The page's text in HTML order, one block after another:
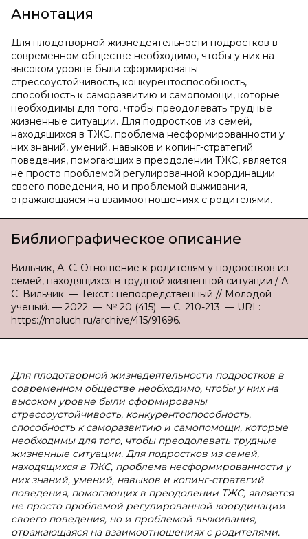
Аннотация
Для плодотворной жизнедеятельности подростков в
современном обществе необходимо, чтобы у них на
высоком уровне были сформированы
стрессоустойчивость, конкурентоспособность,
способность к саморазвитию и самопомощи, которые
необходимы для того, чтобы преодолевать трудные
жизненные ситуации. Для подростков из семей,
находящихся в ТЖС, проблема несформированности у
них знаний, умений, навыков и копинг-стратегий
поведения, помогающих в преодолении ТЖС, является
не просто проблемой регулированной координации
своего поведения, но и проблемой выживания,
отражающаяся на взаимоотношениях с родителями.
Библиографическое описание
Вильчик, А. С. Отношение к родителям у подростков из
семей, находящихся в трудной жизненной ситуации / А.
С. Вильчик. — Текст : непосредственный // Молодой
ученый. — 2022. — № 20 (415). — С. 210-213. — URL:
https://moluch.ru/archive/415/91696.
Для плодотворной жизнедеятельности подростков в
современном обществе необходимо, чтобы у них на
высоком уровне были сформированы
стрессоустойчивость, конкурентоспособность,
способность к саморазвитию и самопомощи, которые
необходимы для того, чтобы преодолевать трудные
жизненные ситуации. Для подростков из семей,
находящихся в ТЖС, проблема несформированности у
них знаний, умений, навыков и копинг-стратегий
поведения, помогающих в преодолении ТЖС, является
не просто проблемой регулированной координации
своего поведения, но и проблемой выживания,
отражающаяся на взаимоотношениях с родителями.